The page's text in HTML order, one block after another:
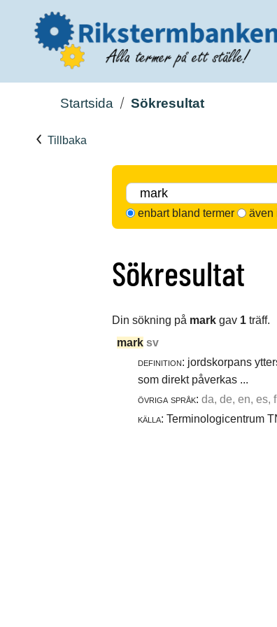
Startsida Sökresultat
Tillbaka
enbart bland termer
även
Sökresultat
Din sökning på mark gav 1 träff.
mark sv
definition: jordskorpans
som direkt påverkas ...
övriga språk: da, de, en, es,
källa: Terminologicentrum